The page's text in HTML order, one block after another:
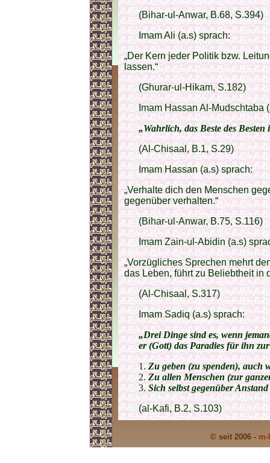
(Bihar-ul-Anwar, B.68, S.394)
Imam Ali (a.s) sprach:
„Der Kern jeder Politik bzw.
lassen.“
(Ghurar-ul-Hikam, S.182)
Imam Hassan Al-Mudschtaba
„Wahrlich, das Beste des Besten
(Al-Chisaal, B.1, S.29)
Imam Hassan (a.s) sprach:
„Verhalte dich den Menschen
gegenüber verhalten.“
(Bihar-ul-Anwar, B.75, S.116)
Imam Zain-ul-Abidin (a.s)
„Vorzügliches Sprechen mehrt
das Leben, führt zu Beliebtheit in
(Al-Chisaal, S.317)
Imam Sadiq (a.s) sprach:
„Drei Dinge sind es, wenn
er (Gott) das Paradies für ihn
Zu geben (zu spenden), auch
Zu allen Menschen (zur
Sich selbst gegenüber
(al-Kafi, B.2, S.103)
© seit 2006 -